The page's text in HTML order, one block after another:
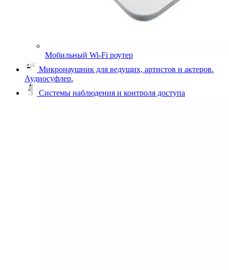
Мобильный Wi-Fi роутер
Микронаушник для ведущих, артистов и актеров.
Аудиосуфлер.
Системы наблюдения и контроля доступа